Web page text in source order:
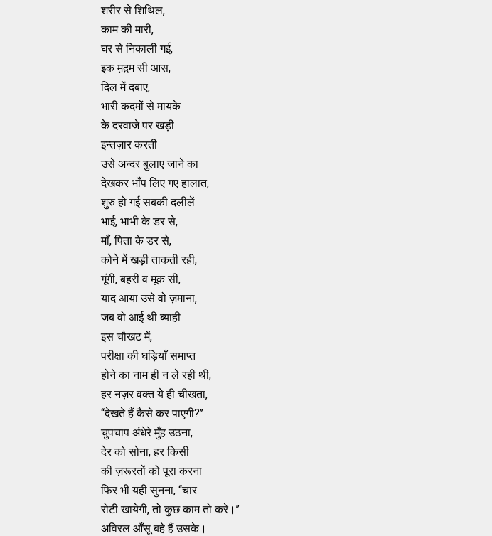
शरीर से शिथिल,
काम की मारी,
घर से निकाली गई,
इक म़द़म सी आस,
दिल में दबाए,
भारी कदमों से मायके
के दरवाजे पर खड़ी
इन्तज़ार करती
उसे अन्दर बुलाए जाने का
देखकर भाँप लिए गए हालात,
शुरु हो गई सबकी दलीलें
भाई, भाभी के डर से,
माँ, पिता के डर से,
कोने में खड़ी ताकती रही,
गूंगी, बहरी व मूक सी,
याद आया उसे वो ज़माना,
जब वो आई थी ब्याही
इस चौखट में,
परीक्षा की घड़ियाँ समाप्त
होने का नाम ही न ले रही थी,
हर नज़र वक्त ये ही चीखता,
‘‘देखते हैं कैसे कर पाएगी?’’
चुपचाप अंधेरे मुँह उठना,
देर को सोना, हर किसी
की ज़रूरतों को पूरा करना
फिर भी यही सुनना, ‘‘चार
रोटी खायेगी, तो कुछ काम तो करे।’’
अविरल आँसू बहे हैं उसके।